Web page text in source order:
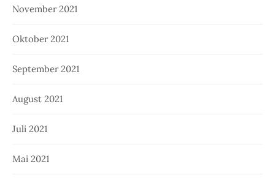
November 2021
Oktober 2021
September 2021
August 2021
Juli 2021
Mai 2021